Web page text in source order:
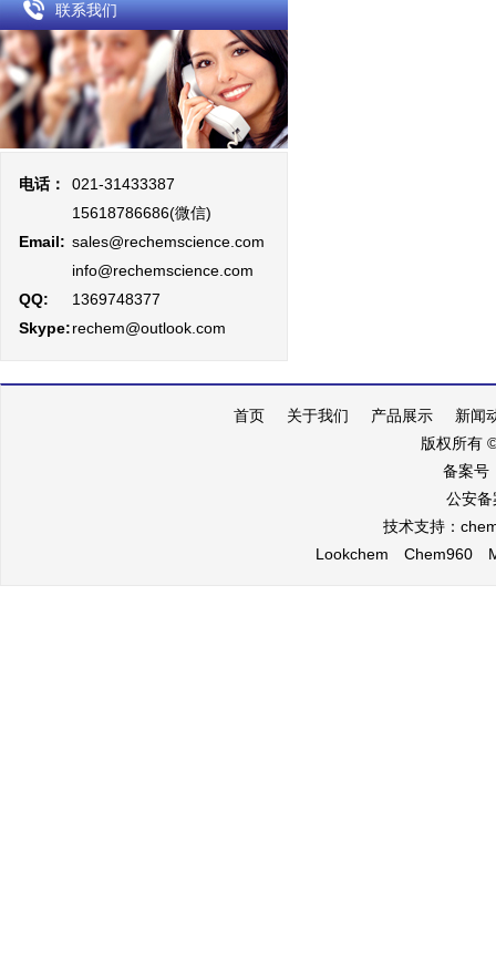
联系我们
电话：
021-31433387
15618786686(微信)
Email: sales@rechemscience.com
info@rechemscience.com
QQ:
1369748377
Skype:rechem@outlook.com
首页 关于我们 产品展示
新闻
版权所有
备案号
公安
技术支持：
Lookchem
Chem960